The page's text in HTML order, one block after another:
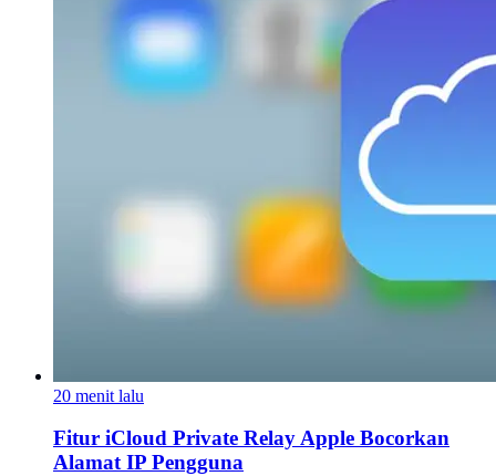
20 menit lalu
Fitur iCloud Private Relay Apple Bocorkan
Alamat IP Pengguna